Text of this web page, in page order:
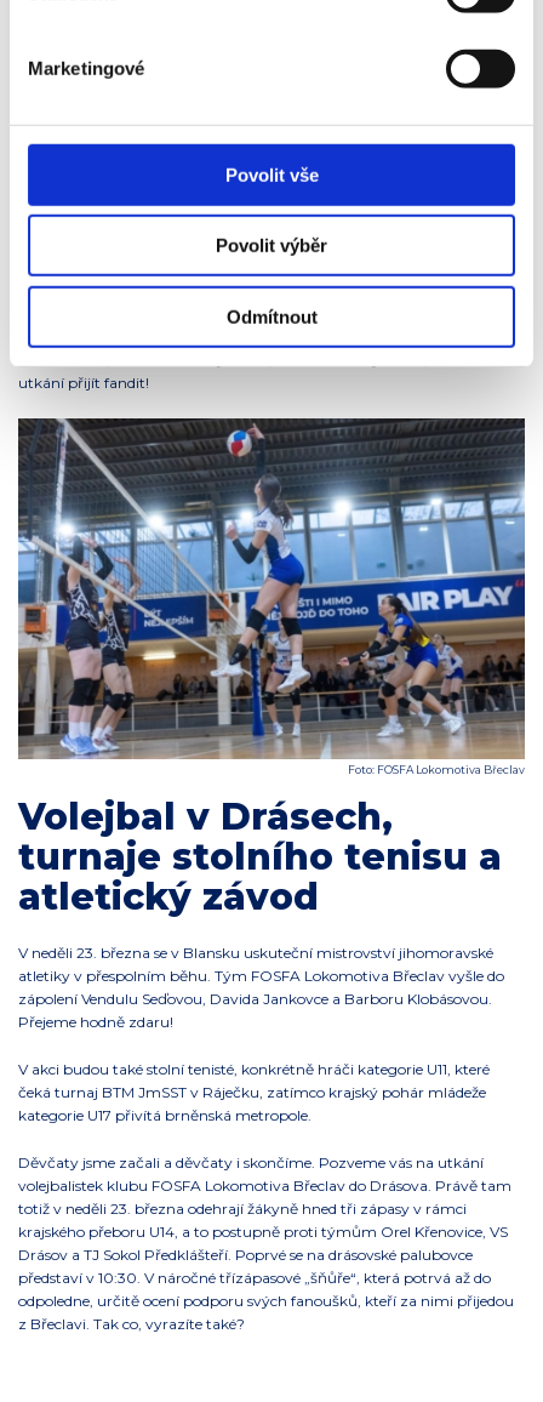
Marketingové
Povolit vše
Povolit výběr
Odmítnout
soutěže 4. tříd do Boskovic (od 10:30), do Zastávky u Brna (rovněž od
10:30) a do Kuřimi, kde budou zápasy rovnou dva (oba v 11.45). Ano,
hráčů má totiž klub FOSFA HC Lvi Břeclav – mládež tolik, že může
postavit v jedné kategorii i čtyři týmy. Zájem o hokej je prostě v Břeclavi
V dalších věkových kategoriích nastoupí v neděli ještě mladší žáci v lize
„B“ opět v Blansku od 10:10. Další utkání se už odehrají na břeclavském
9:50 a po poledni, přesně ve 12:30, vyjedou na domácí hřiště naši junioři,
kteří se střetnou se soupeři z SK Prostějov.
utkání přijít fandit!
Foto: FOSFA Lokomotiva Břeclav
Volejbal v Drásech,
turnaje stolního tenisu a
atletický závod
V neděli 23. března se v Blansku uskuteční mistrovství jihomoravské
atletiky v přespolním běhu. Tým FOSFA Lokomotiva Břeclav vyšle do
zápolení Vendulu Seďovou, Davida Jankovce a Barboru Klobásovou.
Přejeme hodně zdaru!
V akci budou také stolní tenisté, konkrétně hráči kategorie U11, které
čeká turnaj BTM JmSST v Ráječku, zatímco krajský pohár mládeže
kategorie U17 přivítá brněnská metropole.
Děvčaty jsme začali a děvčaty i skončíme. Pozveme vás na utkání
volejbalistek klubu FOSFA Lokomotiva Břeclav do Drásova. Právě tam
totiž v neděli 23. března odehrají žákyně hned tři zápasy v rámci
krajského přeboru U14, a to postupně proti týmům Orel Křenovice, VS
Drásov a TJ Sokol Předklášteří. Poprvé se na drásovské palubovce
představí v 10:30. V náročné třízápasové „šňůře“, která potrvá až do
odpoledne, určitě ocení podporu svých fanoušků, kteří za nimi přijedou
z Břeclavi. Tak co, vyrazíte také?